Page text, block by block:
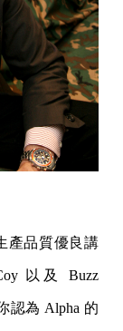
產品質優良講
以及 Buzz
認為 Alpha 的